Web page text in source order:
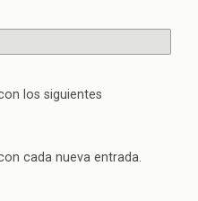
los siguientes
cada nueva entrada.